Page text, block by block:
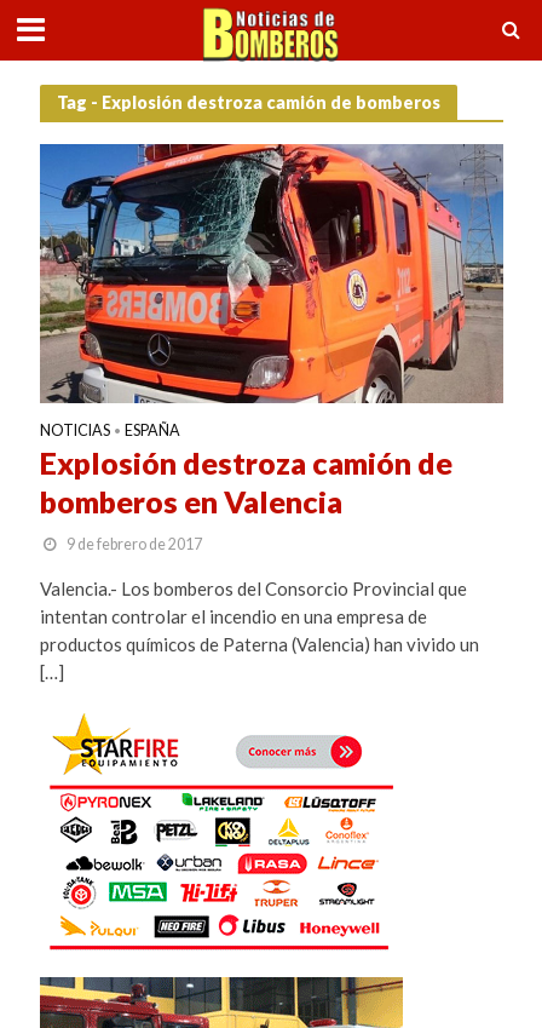
Tag - Explosión destroza camión de bomberos
NOTICIAS • ESPAÑA
Explosión destroza camión de
bomberos en Valencia
9 de febrero de 2017
Valencia.- Los bomberos del Consorcio Provincial que
intentan controlar el incendio en una empresa de
productos químicos de Paterna (Valencia) han vivido un
[…]